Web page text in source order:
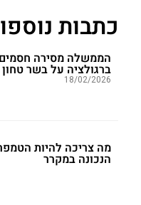
כתבות
הממשלה מסירה חסמים
ברגולציה על בשר
18/02/2026
מה צריכה להיות
הנכונה במקרר